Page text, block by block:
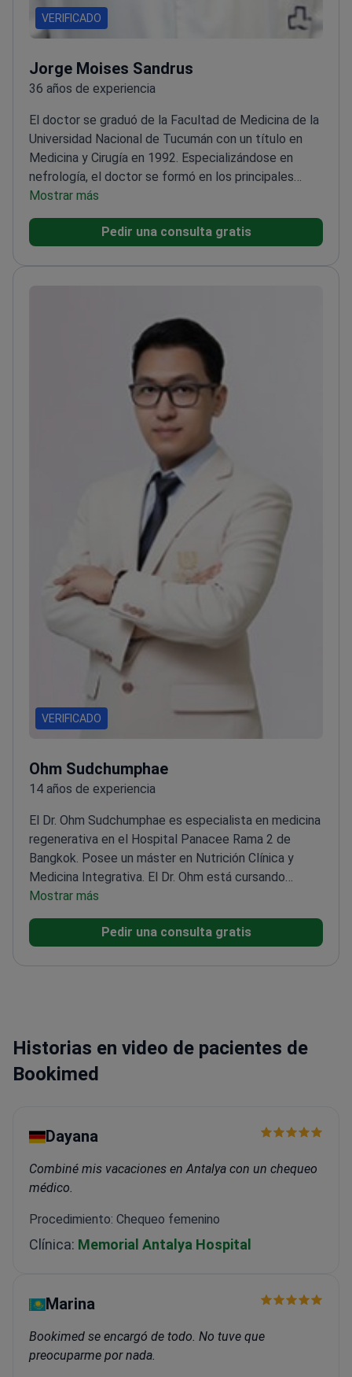
VERIFICADO
Jorge Moises Sandrus
36 años de experiencia
El doctor se graduó de la Facultad de Medicina de la
Universidad Nacional de Tucumán con un título en
Medicina y Cirugía en 1992. Especializándose en
nefrología, el doctor se formó en los principales
hospitales públicos de Barcelona y defendió una
tesis doctoral en nefrología en 1995.<\/p>De 1995 a
2000, el doctor trabajó como especialista en el
Barcelona. Más tarde, de 2004 a 2009, se
sido el jefe del departamento desde 2009. El doctor
es miembro de la Sociedad Española de Nefrología y
otras organizaciones profesionales.<\/p>
Mostrar más
Pedir una consulta gratis
VERIFICADO
Ohm Sudchumphae
14 años de experiencia
El Dr. Ohm Sudchumphae es especialista en medicina
regenerativa en el Hospital Panacee Rama 2 de
Bangkok. Posee un máster en Nutrición Clínica y
Medicina Integrativa. El Dr. Ohm está cursando
actualmente un doctorado en Psicología. Se
nutrición intravenosa y herboristería medicinal para
Board of Nutritional Wellness.Cuenta con
longevidad. Trata casos complejos, incluyendo
rehabilitación oncológica y gastroenterología
funcional.
Mostrar más
Pedir una consulta gratis
Historias en video de pacientes de
Bookimed
Dayana
Combiné mis vacaciones en Antalya con un chequeo
médico.
Procedimiento: Chequeo femenino
Clínica: Memorial Antalya Hospital
Marina
Bookimed se encargó de todo. No tuve que
preocuparme por nada.